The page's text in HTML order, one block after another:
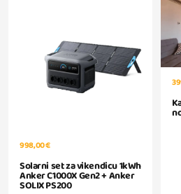
998,00 €
Solarni set za vikendicu 1kWh
Anker C1000X Gen2 + Anker
SOLIX PS200